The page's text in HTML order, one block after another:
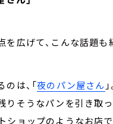
を広げて、こんな話題も
は、「夜のパン屋さん
りそうなパンを引き取っ
ショップのようなお店